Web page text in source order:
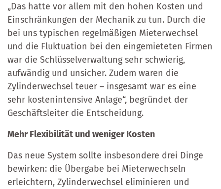
„Das hatte vor allem mit den hohen Kosten und
Einschränkungen der Mechanik zu tun. Durch die
bei uns typischen regelmäßigen Mieterwechsel
und die Fluktuation bei den eingemieteten Firmen
war die Schlüsselverwaltung sehr schwierig,
aufwändig und unsicher. Zudem waren die
Zylinderwechsel teuer – insgesamt war es eine
sehr kostenintensive Anlage“, begründet der
Geschäftsleiter die Entscheidung.
Mehr Flexibilität und weniger Kosten
Das neue System sollte insbesondere drei Dinge
bewirken: die Übergabe bei Mieterwechseln
erleichtern, Zylinderwechsel eliminieren und